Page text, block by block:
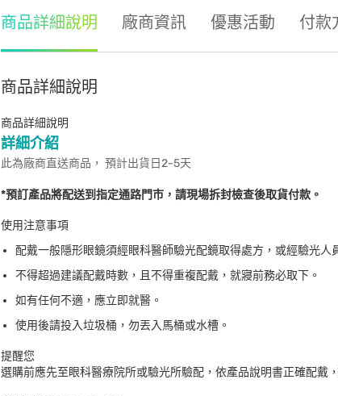
商品詳細說明 廠商資訊 優惠活動 付款
商品詳細說明
商品詳細說明
詳細介紹
此為廠商直送商品， 預計出貨日2-5天
*預訂產品將配送到指定通路門市，請現場拆封檢查後取貨付款。
使用注意事項
配戴一般隱形眼鏡須經眼科醫師驗光配鏡取得處方，或經驗光人
不得超過建議配戴時數，且不得重複配戴，就寢前務必取下。
如有任何不適，應立即就醫。
使用後請投入垃圾桶，勿丟入馬桶或水槽。
提醒您
選購前應先至眼科醫療院所或驗光所驗配，依產品說明書正確配戴